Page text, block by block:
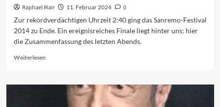
Raphael Mair 11. Februar 2024
0
Zur rekordverdächtigen Uhrzeit 2:40 ging das Sanremo-Festival
2014 zu Ende. Ein ereignisreiches Finale liegt hinter uns; hier
die Zusammenfassung des letzten Abends.
WeiterlesenRead
Sanremo